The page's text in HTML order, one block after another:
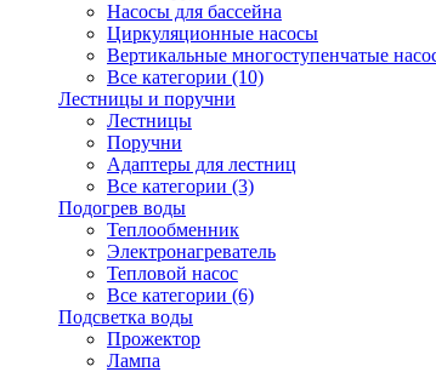
Насосы для бассейна
Циркуляционные насосы
Вертикальные многоступенчатые
Все категории (10)
Лестницы и поручни
Лестницы
Поручни
Адаптеры для лестниц
Все категории (3)
Подогрев воды
Теплообменник
Электронагреватель
Тепловой насос
Все категории (6)
Подсветка воды
Прожектор
Лампа